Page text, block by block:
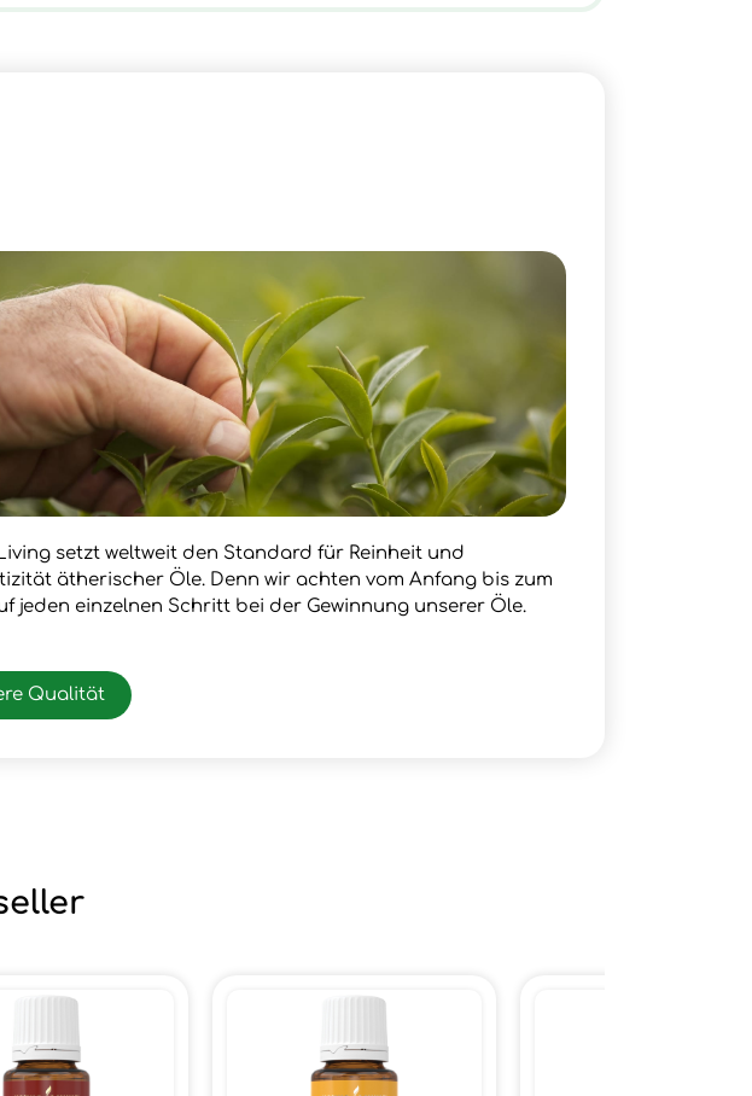
setzt weltweit den Standard für Reinheit und
ätherischer Öle. Denn wir achten vom Anfang bis zum
jeden einzelnen Schritt bei der Gewinnung unserer Öle.
Qualität